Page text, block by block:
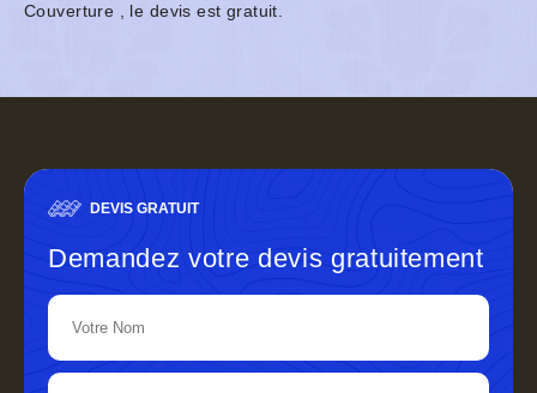
Couverture , le devis est gratuit.
DEVIS GRATUIT
Demandez votre devis gratuitement